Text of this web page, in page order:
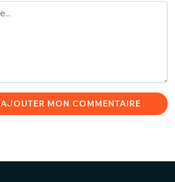
AJOUTER MON COMMENTAIRE